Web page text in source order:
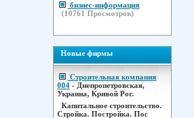
бизнес-информация
(10761 Просмотров)
Новые фирмы
Строительная компания
004 - Днепропетровская,
Украина, Кривой Рог.
Капитальное строительство.
Стройка. Постройка. Пос